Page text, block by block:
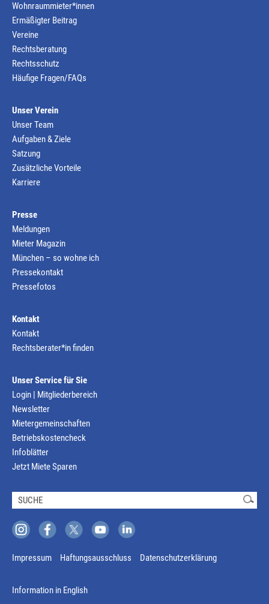
Wohnraummieter*innen
Ermäßigter Beitrag
Vereine
Rechtsberatung
Rechtsschutz
Häufige Fragen/FAQs
Unser Verein
Unser Team
Aufgaben & Ziele
Satzung
Zusätzliche Vorteile
Karriere
Presse
Meldungen
Mieter Magazin
München – so wohne ich
Pressekontakt
Pressefotos
Kontakt
Kontakt
Rechtsberater*in finden
Unser Service für Sie
Login | Mitgliederbereich
Newsletter
Mietergemeinschaften
Betriebskostencheck
Infoblätter
Jetzt Miete Sparen
Impressum Haftungsausschluss Datenschutzerklärung
Information in English